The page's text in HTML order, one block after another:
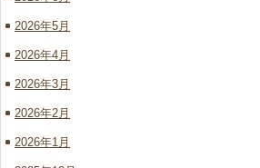
2026年5月
2026年4月
2026年3月
2026年2月
2026年1月